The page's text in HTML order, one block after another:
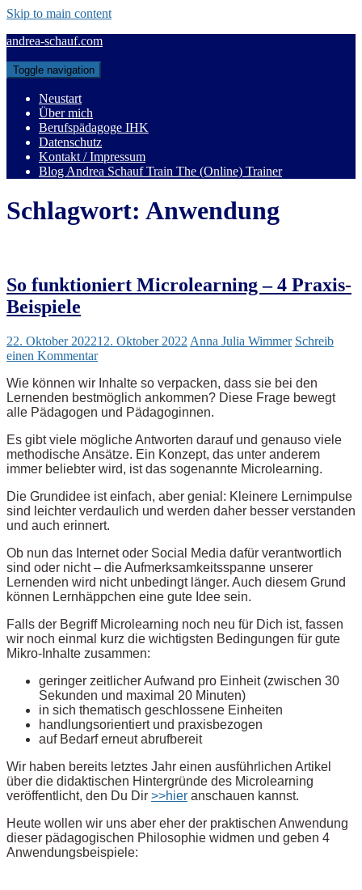
Skip to main content
andrea-schauf.com
Toggle navigation
Neustart
Über mich
Berufspädagoge IHK
Datenschutz
Kontakt / Impressum
Blog Andrea Schauf Train The (Online) Trainer
Schlagwort: Anwendung
So funktioniert Microlearning – 4 Praxis-
Beispiele
22. Oktober 202212. Oktober 2022 Anna Julia Wimmer Schreib
einen Kommentar
Wie können wir Inhalte so verpacken, dass sie bei den
Lernenden bestmöglich ankommen? Diese Frage bewegt
alle Pädagogen und Pädagoginnen.
Es gibt viele mögliche Antworten darauf und genauso viele
methodische Ansätze. Ein Konzept, das unter anderem
immer beliebter wird, ist das sogenannte Microlearning.
Die Grundidee ist einfach, aber genial: Kleinere Lernimpulse
sind leichter verdaulich und werden daher besser verstanden
und auch erinnert.
Ob nun das Internet oder Social Media dafür verantwortlich
sind oder nicht – die Aufmerksamkeitsspanne unserer
Lernenden wird nicht unbedingt länger. Auch diesem Grund
können Lernhäppchen eine gute Idee sein.
Falls der Begriff Microlearning noch neu für Dich ist, fassen
wir noch einmal kurz die wichtigsten Bedingungen für gute
Mikro-Inhalte zusammen:
geringer zeitlicher Aufwand pro Einheit (zwischen 30
Sekunden und maximal 20 Minuten)
in sich thematisch geschlossene Einheiten
handlungsorientiert und praxisbezogen
auf Bedarf erneut abrufbereit
Wir haben bereits letztes Jahr einen ausführlichen Artikel
über die didaktischen Hintergründe des Microlearning
veröffentlicht, den Du Dir >>hier anschauen kannst.
Heute wollen wir uns aber eher der praktischen Anwendung
dieser pädagogischen Philosophie widmen und geben 4
Anwendungsbeispiele: